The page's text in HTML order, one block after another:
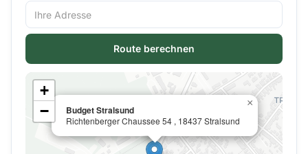
Route berechnen
Budget Stralsund
Richtenberger Chaussee 54 , 18437 Stralsund
×
+
−